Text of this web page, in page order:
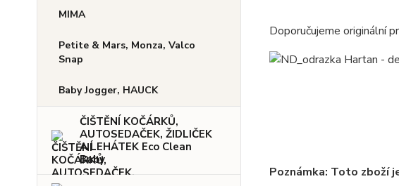
MIMA
Petite & Mars, Monza, Valco
Snap
Baby Jogger, HAUCK
ČIŠTĚNÍ KOČÁRKŮ,
AUTOSEDAČEK, ŽIDLIČEK
A LEHÁTEK Eco Clean
Baby
Doporučujeme originální
Poznámka: Toto zboží